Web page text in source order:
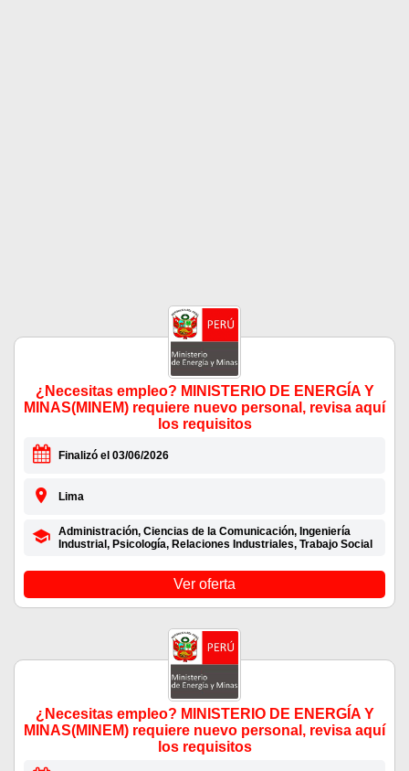
¿Necesitas empleo? MINISTERIO DE ENERGÍA Y
MINAS(MINEM) requiere nuevo personal, revisa aquí
los requisitos
Finalizó el 03/06/2026
Lima
Administración, Ciencias de la Comunicación, Ingeniería
Industrial, Psicología, Relaciones Industriales, Trabajo Social
Ver oferta
¿Necesitas empleo? MINISTERIO DE ENERGÍA Y
MINAS(MINEM) requiere nuevo personal, revisa aquí
los requisitos